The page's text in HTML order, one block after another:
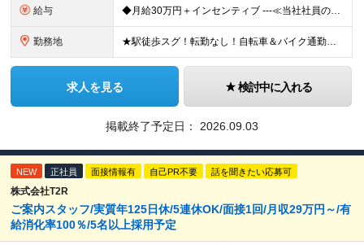
給与 ◆月給30万円＋インセンティブ ---≪当社社員の実際の給与例≫--- ★元解体作業員・S（29歳） ・最高月収：67万8836円（総支給） ★元電気工事士・N（47歳） ・最高月収：96万508
勤務地 ★駅徒歩スグ！転勤なし！自転車＆バイク通勤相談OK 【本社】東京都足立区綾瀬2-27-12 (変更の範囲)上記を除く当社関連勤務地
求人を見る 検討中に入れる
掲載終了予定日： 2026.09.03
NEW 正社員 面接情報有 自己PR不要 話を聞きたい応募可
株式会社T2R
ご案内スタッフ/実質年125日休/5連休OK/面接1回/月収29万円～/有
給消化率100％/5名以上採用予定